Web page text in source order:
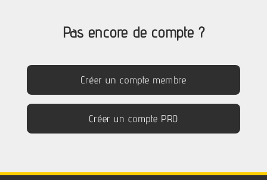
Pas encore de compte ?
Créer un compte membre
Créer un compte PRO